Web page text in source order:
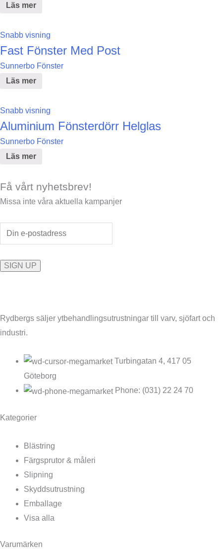
Läs mer
Snabb visning
Fast Fönster Med Post
Sunnerbo Fönster
Läs mer
Snabb visning
Aluminium Fönsterdörr Helglas
Sunnerbo Fönster
Läs mer
Få vårt nyhetsbrev!
Missa inte våra aktuella kampanjer
Rydbergs säljer ytbehandlingsutrustningar till varv, sjöfart och
industri.
Turbingatan 4, 417 05
Göteborg
Phone: (031) 22 24 70
Kategorier
Blästring
Färgsprutor & måleri
Slipning
Skyddsutrustning
Emballage
Visa alla
Varumärken